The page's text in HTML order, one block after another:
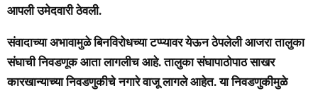
आपली उमेदवारी ठेवली.
संवादाच्या अभावामुळे बिनविरोधच्या टप्प्यावर येऊन ठेपलेली आजरा तालुका
संघाची निवडणूक आता लागलीच आहे. तालुका संघापाठोपाठ साखर
कारखान्याच्या निवडणुकीचे नगारे वाजू लागले आहेत. या निवडणुकीमुळे